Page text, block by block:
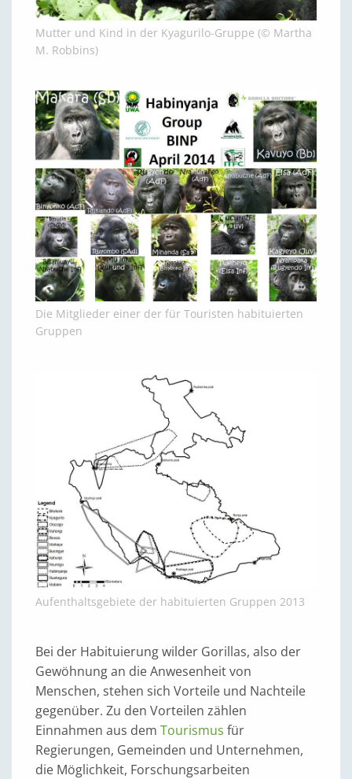
Mutter und Kind in der Kyagurilo-Gruppe (© Martha
M. Robbins)
Die Mitglieder einer der für Touristen habituierten
Gruppen
Aufenthaltsgebiete der habituierten Gruppen 2013
Bei der Habituierung wilder Gorillas, also der
Gewöhnung an die Anwesenheit von
Menschen, stehen sich Vorteile und Nachteile
gegenüber. Zu den Vorteilen zählen
Einnahmen aus dem Tourismus für
Regierungen, Gemeinden und Unternehmen,
die Möglichkeit, Forschungsarbeiten